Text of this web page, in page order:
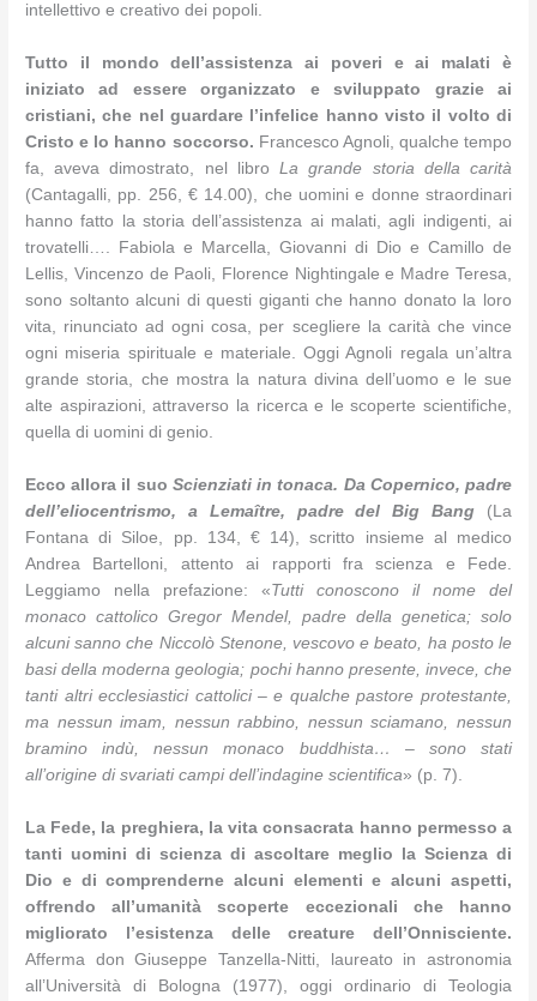
intellettivo e creativo dei popoli.
Tutto il mondo dell’assistenza ai poveri e ai malati è
iniziato ad essere organizzato e sviluppato grazie ai
cristiani, che nel guardare l’infelice hanno visto il volto di
Cristo e lo hanno soccorso. Francesco Agnoli, qualche tempo
fa, aveva dimostrato, nel libroLa grande storia della carità
(Cantagalli, pp. 256, € 14.00), che uomini e donne straordinari
hanno fatto la storia dell’assistenza ai malati, agli indigenti, ai
trovatelli…. Fabiola e Marcella, Giovanni di Dio e Camillo de
Lellis, Vincenzo de Paoli, Florence Nightingale e Madre Teresa,
sono soltanto alcuni di questi giganti che hanno donato la loro
vita, rinunciato ad ogni cosa, per scegliere la carità che vince
ogni miseria spirituale e materiale. Oggi Agnoli regala un’altra
grande storia, che mostra la natura divina dell’uomo e le sue
alte aspirazioni, attraverso la ricerca e le scoperte scientifiche,
quella di uomini di genio.
Ecco allora il suo Scienziati in tonaca. Da Copernico, padre
dell’eliocentrismo, a Lemaître, padre del Big Bang (La
Fontana di Siloe, pp. 134, € 14), scritto insieme al medico
Andrea Bartelloni, attento ai rapporti fra scienza e Fede.
Leggiamo nella prefazione: «Tutti conoscono il nome del
monaco cattolico Gregor Mendel, padre della genetica; solo
alcuni sanno che Niccolò Stenone, vescovo e beato, ha posto le
basi della moderna geologia; pochi hanno presente, invece, che
tanti altri ecclesiastici cattolici – e qualche pastore protestante,
ma nessun imam, nessun rabbino, nessun sciamano, nessun
bramino indù, nessun monaco buddhista… ‒ sono stati
all’origine di svariati campi dell’indagine scientifica» (p. 7).
La Fede, la preghiera, la vita consacrata hanno permesso a
tanti uomini di scienza di ascoltare meglio la Scienza di
Dio e di comprenderne alcuni elementi e alcuni aspetti,
offrendo all’umanità scoperte eccezionali che hanno
migliorato l’esistenza delle creature dell’Onnisciente.
Afferma don Giuseppe Tanzella-Nitti, laureato in astronomia
all’Università di Bologna (1977), oggi ordinario di Teologia